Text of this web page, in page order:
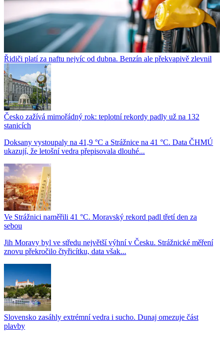
Řidiči platí za naftu nejvíc od dubna. Benzín ale překvapivě zlevnil
Česko zažívá mimořádný rok: teplotní rekordy padly už na 132
stanicích
Doksany vystoupaly na 41,9 °C a Strážnice na 41 °C. Data ČHMÚ
ukazují, že letošní vedra přepisovala dlouhé...
Ve Strážnici naměřili 41 °C. Moravský rekord padl třetí den za
sebou
Jih Moravy byl ve středu největší výhní v Česku. Strážnické měření
znovu překročilo čtyřicítku, data však...
Slovensko zasáhly extrémní vedra i sucho. Dunaj omezuje část
plavby